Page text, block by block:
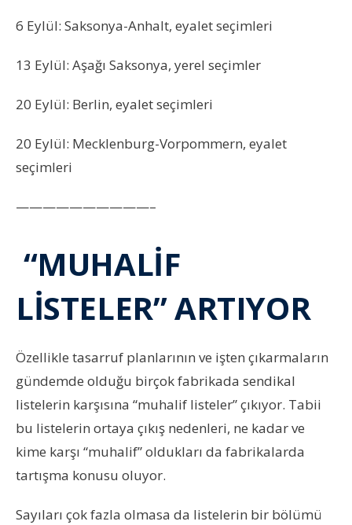
6 Eylül: Saksonya-Anhalt, eyalet seçimleri
13 Eylül: Aşağı Saksonya, yerel seçimler
20 Eylül: Berlin, eyalet seçimleri
20 Eylül: Mecklenburg-Vorpommern, eyalet
seçimleri
——————————–
“MUHALİF
LİSTELER” ARTIYOR
Özellikle tasarruf planlarının ve işten çıkarmaların
gündemde olduğu birçok fabrikada sendikal
listelerin karşısına “muhalif listeler” çıkıyor. Tabii
bu listelerin ortaya çıkış nedenleri, ne kadar ve
kime karşı “muhalif” oldukları da fabrikalarda
tartışma konusu oluyor.
Sayıları çok fazla olmasa da listelerin bir bölümü